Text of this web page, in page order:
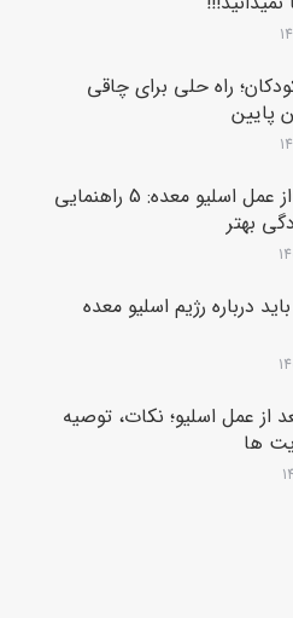
راه حلی برای چاقی
پایین
اقدامات قبل از عمل اسلیو معده: 5 راهنمایی
بهتر
درباره رژیم اسلیو معده
از عمل اسلیو؛ نکات، توصیه
ها